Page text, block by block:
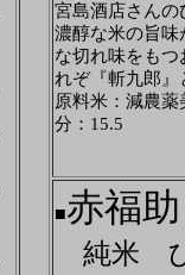
宮島酒店さんの
濃醇な米の旨味
な切れ味をも
れぞ『斬九郎
原料米：減農薬
分：15.5
■赤福助
純米